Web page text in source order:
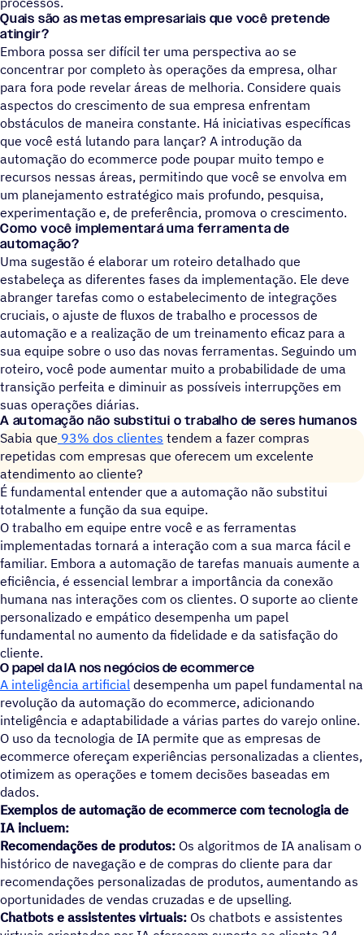
Quais são as metas empresariais que você pretende
atingir?
Embora possa ser difícil ter uma perspectiva ao se
concentrar por completo às operações da empresa, olhar
para fora pode revelar áreas de melhoria. Considere quais
aspectos do crescimento de sua empresa enfrentam
obstáculos de maneira constante. Há iniciativas específicas
que você está lutando para lançar? A introdução da
automação do ecommerce pode poupar muito tempo e
recursos nessas áreas, permitindo que você se envolva em
um planejamento estratégico mais profundo, pesquisa,
experimentação e, de preferência, promova o crescimento.
Como você implementará uma ferramenta de
automação?
Uma sugestão é elaborar um roteiro detalhado que
estabeleça as diferentes fases da implementação. Ele deve
abranger tarefas como o estabelecimento de integrações
cruciais, o ajuste de fluxos de trabalho e processos de
automação e a realização de um treinamento eficaz para a
sua equipe sobre o uso das novas ferramentas. Seguindo um
roteiro, você pode aumentar muito a probabilidade de uma
transição perfeita e diminuir as possíveis interrupções em
suas operações diárias.
A automação não substitui o trabalho de seres humanos
Sabia que 93% dos clientes tendem a fazer compras
repetidas com empresas que oferecem um excelente
atendimento ao cliente?
É fundamental entender que a automação não substitui
totalmente a função da sua equipe.
O trabalho em equipe entre você e as ferramentas
implementadas tornará a interação com a sua marca fácil e
familiar. Embora a automação de tarefas manuais aumente a
eficiência, é essencial lembrar a importância da conexão
humana nas interações com os clientes. O suporte ao cliente
personalizado e empático desempenha um papel
fundamental no aumento da fidelidade e da satisfação do
cliente.
O papel da IA nos negócios de ecommerce
A inteligência artificial desempenha um papel fundamental na
revolução da automação do ecommerce, adicionando
inteligência e adaptabilidade a várias partes do varejo online.
O uso da tecnologia de IA permite que as empresas de
ecommerce ofereçam experiências personalizadas a clientes,
otimizem as operações e tomem decisões baseadas em
dados.
Exemplos de automação de ecommerce com tecnologia de
IA incluem:
Recomendações de produtos: Os algoritmos de IA analisam o
histórico de navegação e de compras do cliente para dar
recomendações personalizadas de produtos, aumentando as
oportunidades de vendas cruzadas e de upselling.
Chatbots e assistentes virtuais: Os chatbots e assistentes